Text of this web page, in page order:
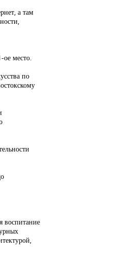
а там
ое место.
по
воспитание